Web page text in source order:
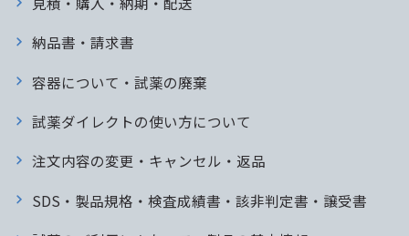
納品書・請求書
容器について・試薬の廃棄
試薬ダイレクトの使い方について
注文内容の変更・キャンセル・返品
SDS・製品規格・検査成績書・該非判定書・譲受書